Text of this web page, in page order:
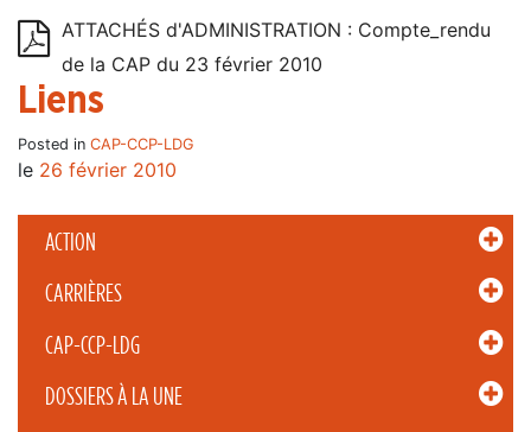
ACTION
CARRIÈRES
CAP-CCP-LDG
DOSSIERS À LA UNE
ATTACHÉS d'ADMINISTRATION : Compte_rendu
de la CAP du 23 février 2010
Liens
Posted in CAP-CCP-LDG
le 26 février 2010